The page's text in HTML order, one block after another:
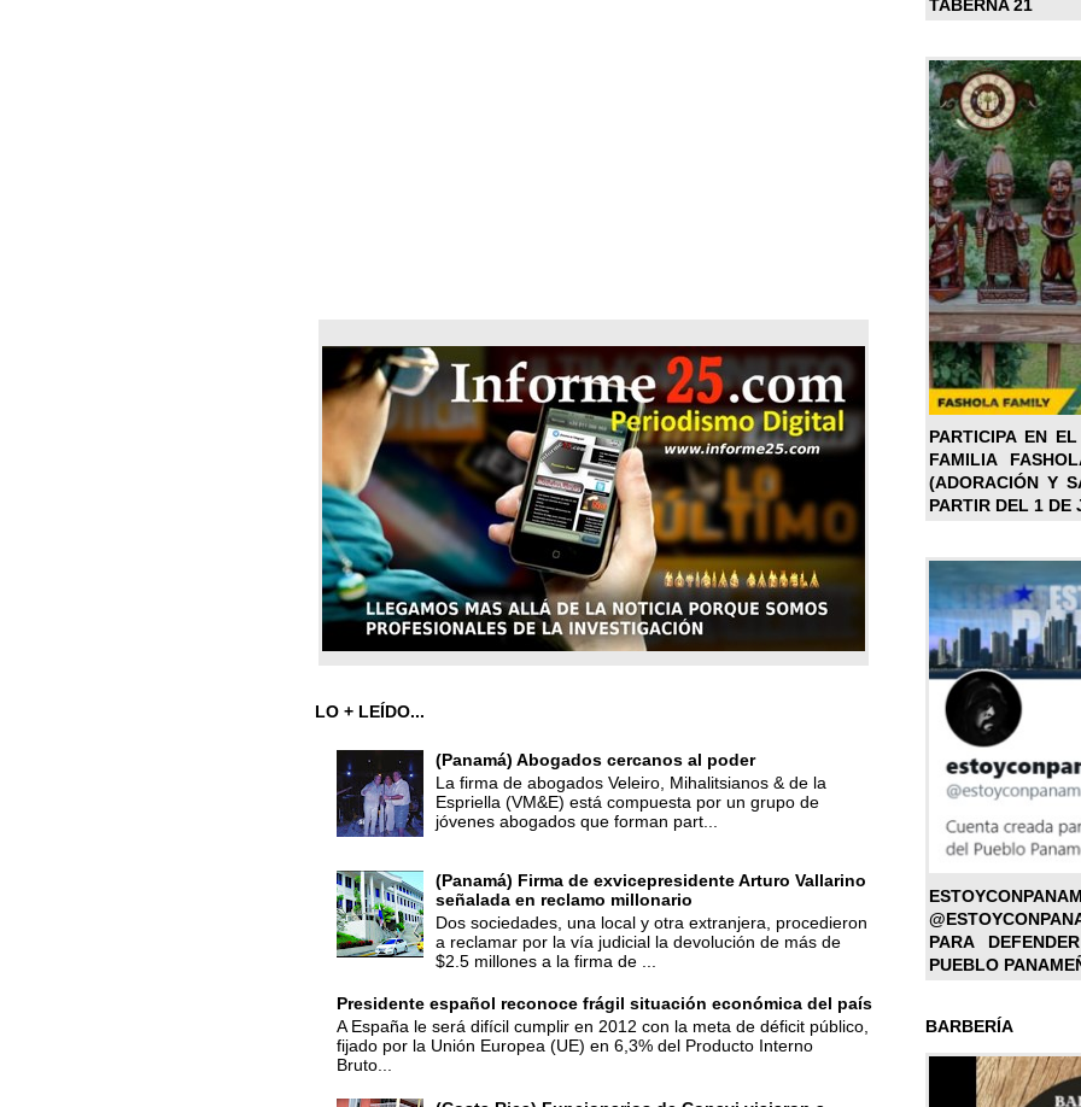
LO + LEÍDO...
(Panamá) Abogados cercanos al poder
La firma de abogados Veleiro, Mihalitsianos & de la
Espriella (VM&E) está compuesta por un grupo de
jóvenes abogados que forman part...
(Panamá) Firma de exvicepresidente Arturo Vallarino
señalada en reclamo millonario
Dos sociedades, una local y otra extranjera, procedieron
a reclamar por la vía judicial la devolución de más de
$2.5 millones a la firma de ...
Presidente español reconoce frágil situación económica del país
A España le será difícil cumplir en 2012 con la meta de déficit público,
fijado por la Unión Europea (UE) en 6,3% del Producto Interno
Bruto...
TABERNA 21
PARTICIPA EN
FAMILIA
(ADORACIÓN Y
PARTIR DEL 1 DE
PARA
PUEBLO
BARBERÍA